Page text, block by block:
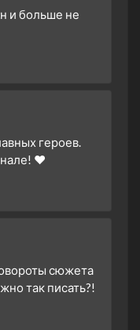
и больше не
героев.
❤️
сюжета
так писать?!